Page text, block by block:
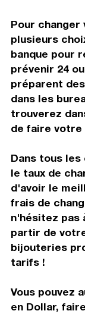
Pour changer
plusieurs
banque pour
prévenir 24
préparent
dans les
trouverez
de faire votre
Dans tous
le taux de
d'avoir le
frais de
n'hésitez pas
partir de
bijouteries
tarifs !
Vous pouvez
en Dollar,